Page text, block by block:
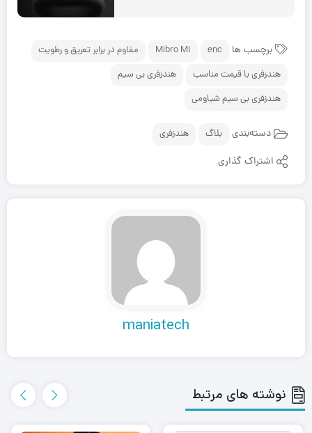
برچسب ها enc
Mibro M1
مقاوم در برابر تعریق و رطویت
هندزفری با قیمت مناسب
هندزفری بی سیم
هندزفری بی سیم شیاومی
دسته‌بندی بلاگ هندزفری
اشتراک گذاری
maniatech
نوشته های مرتبط